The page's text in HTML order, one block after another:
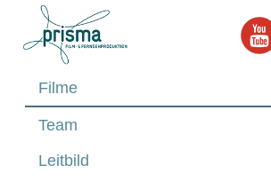
Filme
Team
Leitbild